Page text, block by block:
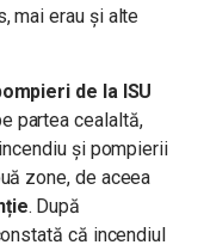
mai erau și alte
de la ISU
partea cealaltă,
și pompierii
zone, de aceea
. După
că incendiul